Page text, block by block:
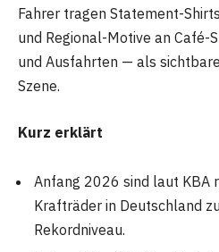
Fahrer tragen Statement-
und Regional-Motive an Café-
und Ausfahrten — als
Szene.
Kurz erklärt
Anfang 2026 sind laut KBA
Krafträder in Deutschland
Rekordniveau.